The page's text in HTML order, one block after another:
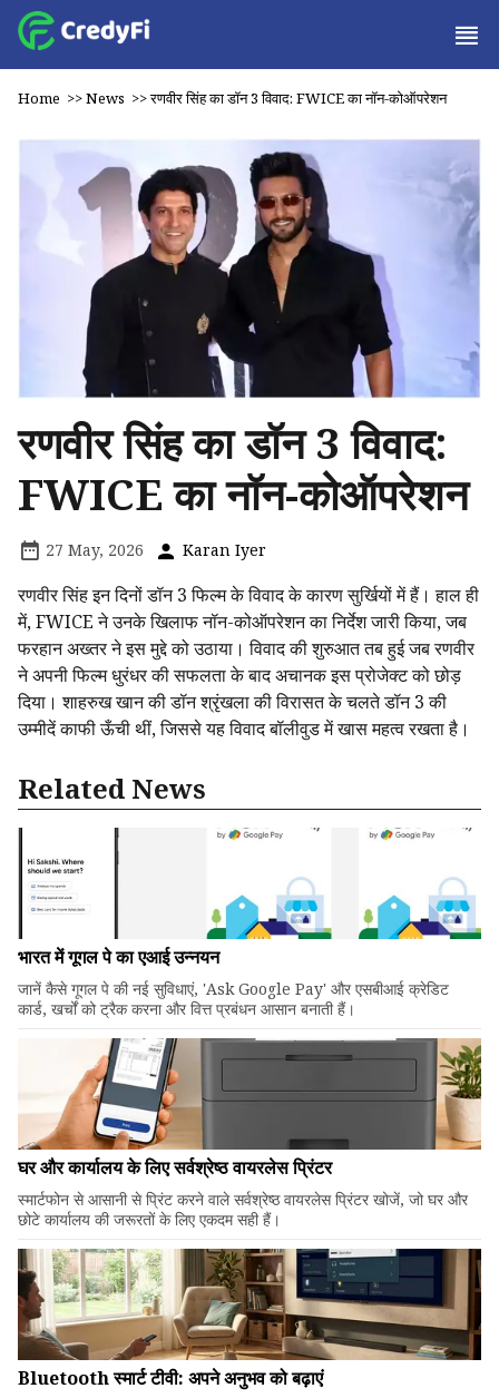
Home >>News >>रणवीर सिंह का डॉन 3 विवाद: FWICE का नॉन-कोऑपरेशन
रणवीर सिंह का डॉन 3 विवाद:
FWICE का नॉन-कोऑपरेशन
27 May, 2026 Karan Iyer
रणवीर सिंह इन दिनों डॉन 3 फिल्म के विवाद के कारण सुर्खियों में हैं। हाल ही
में, FWICE ने उनके खिलाफ नॉन-कोऑपरेशन का निर्देश जारी किया, जब
फरहान अख्तर ने इस मुद्दे को उठाया। विवाद की शुरुआत तब हुई जब रणवीर
ने अपनी फिल्म धुरंधर की सफलता के बाद अचानक इस प्रोजेक्ट को छोड़
दिया। शाहरुख खान की डॉन श्रृंखला की विरासत के चलते डॉन 3 की
उम्मीदें काफी ऊँची थीं, जिससे यह विवाद बॉलीवुड में खास महत्व रखता है।
Related News
भारत में गूगल पे का एआई उन्नयन
जानें कैसे गूगल पे की नई सुविधाएं, 'Ask Google Pay' और एसबीआई क्रेडिट
कार्ड, खर्चों को ट्रैक करना और वित्त प्रबंधन आसान बनाती हैं।
घर और कार्यालय के लिए सर्वश्रेष्ठ वायरलेस प्रिंटर
स्मार्टफोन से आसानी से प्रिंट करने वाले सर्वश्रेष्ठ वायरलेस प्रिंटर खोजें, जो घर और
छोटे कार्यालय की जरूरतों के लिए एकदम सही हैं।
Bluetooth स्मार्ट टीवी: अपने अनुभव को बढ़ाएं